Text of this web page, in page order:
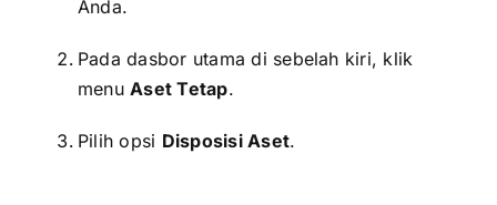
Anda.
Pada dasbor utama di sebelah kiri, klik
menuAset Tetap.
Pilih opsi Disposisi Aset.